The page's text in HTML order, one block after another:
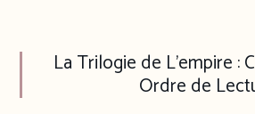
La Trilogie de L’empire :
Ordre de